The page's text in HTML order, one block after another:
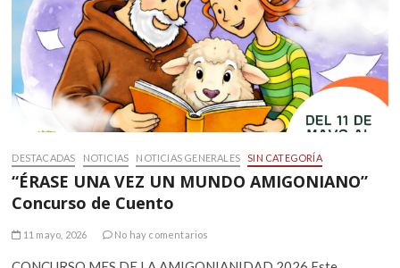
DESTACADAS NOTICIAS NOTICIAS GENERALES SIN CATEGORÍA
“ÉRASE UNA VEZ UN MUNDO AMIGONIANO”
Concurso de Cuento
11 mayo, 2026 No hay comentarios